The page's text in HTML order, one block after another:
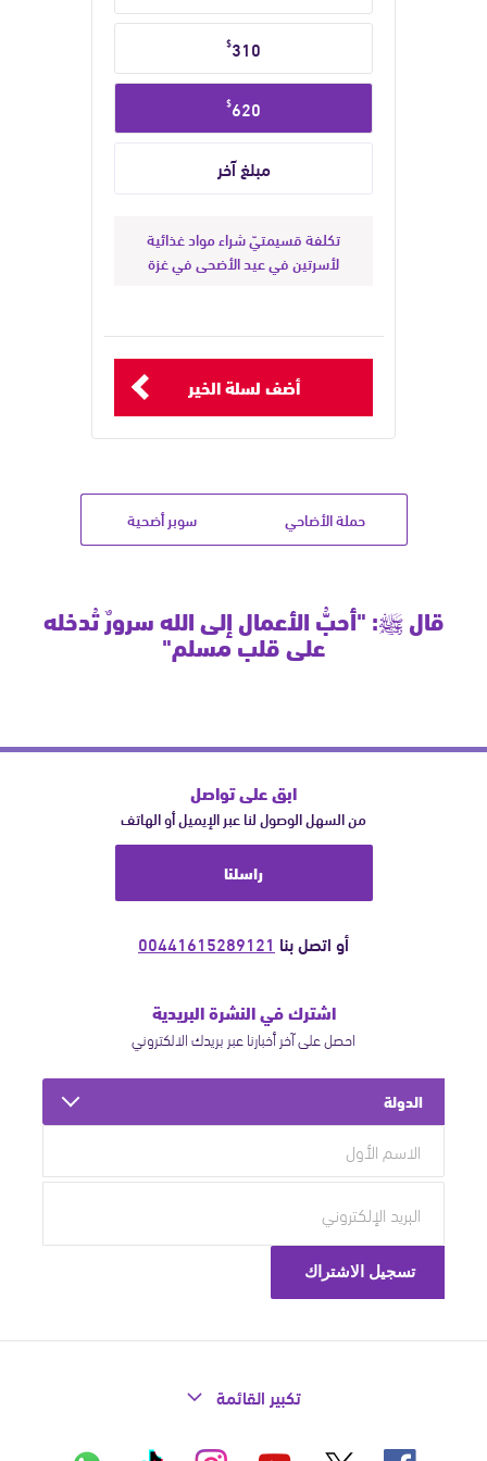
والظروف.التبرع
$310
$620
تكلفة قسيمتيّ شراء مواد غذائية
لأسرتين في عيد الأضحى في غزة
أضف لسلة الخير
حملة الأضاحي سوبر أضحية
قال ﷺ: "أحبُّ الأعمال إلى الله سرورٌ تُدخله
على قلب مسلم"
ابق على تواصل
من السهل الوصول لنا عبر الإيميل أو الهاتف
راسلنا
أو اتصل بنا 00441615289121
اشترك في النشرة البريدية
احصل على آخر أخبارنا عبر بريدك الالكتروني
الدولة
تكبير القائمة